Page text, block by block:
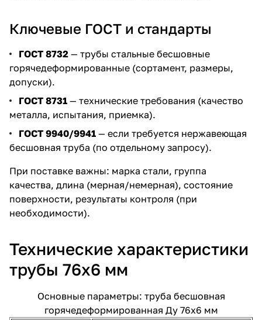
Ключевые ГОСТ и стандарты
ГОСТ 8732 — трубы стальные бесшовные
горячедеформированные (сортамент, размеры,
допуски).
ГОСТ 8731 — технические требования (качество
металла, испытания, приемка).
ГОСТ 9940/9941 — если требуется нержавеющая
бесшовная труба (по отдельному запросу).
При поставке важны: марка стали, группа
качества, длина (мерная/немерная), состояние
поверхности, результаты контроля (при
необходимости).
Технические характеристики
трубы 76х6 мм
Основные параметры: труба бесшовная
горячедеформированная Ду 76х6 мм